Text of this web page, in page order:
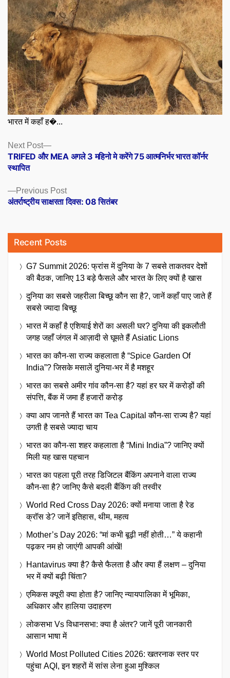
भारत में कहाँ ह�...
Posts
navigation
Previous PostPrevious
post:
अंतर्राष्ट्रीय साक्षरता दिवस: 08 सितंबर
Next Post
Next
post:
TRIFED और MEA अगले 3 महिनो मे करेंगे 75 आत्मनिर्भर भारत कॉर्नर
स्थापित
Recent Posts
G7 Summit 2026: फ्रांस में दुनिया के 7 सबसे ताकतवर देशों
की बैठक, जानिए 13 बड़े फैसले और भारत के लिए क्यों है खास
दुनिया का सबसे जहरीला बिच्छू कौन सा है?, जानें कहाँ पाए जाते हैं
सबसे ज्यादा बिच्छू
भारत में कहाँ है एशियाई शेरों का असली घर? दुनिया की इकलौती
जगह जहाँ जंगल में आज़ादी से घूमते हैं Asiatic Lions
भारत का कौन-सा राज्य कहलाता है “Spice Garden Of
India”? जिसके मसालें दुनिया-भर में है मशहूर
भारत का सबसे अमीर गांव कौन-सा है? यहां हर घर में करोड़ों की
संपत्ति, बैंक में जमा हैं हजारों करोड़
क्या आप जानते हैं भारत का Tea Capital कौन-सा राज्य है? यहां
उगती है सबसे ज्यादा चाय
भारत का कौन-सा शहर कहलाता है “Mini India”? जानिए क्यों
मिली यह खास पहचान
भारत का पहला पूरी तरह डिजिटल बैंकिंग अपनाने वाला राज्य
कौन-सा है? जानिए कैसे बदली बैंकिंग की तस्वीर
World Red Cross Day 2026: क्यों मनाया जाता है रेड
क्रॉस डे? जानें इतिहास, थीम, महत्व
Mother’s Day 2026: “मां कभी बूढ़ी नहीं होती…” ये कहानी
पढ़कर नम हो जाएंगी आपकी आंखें!
Hantavirus क्या है? कैसे फैलता है और क्या हैं लक्षण – दुनिया
भर में क्यों बढ़ी चिंता?
एमिकस क्यूरी क्या होता है? जानिए न्यायपालिका में भूमिका,
अधिकार और हालिया उदाहरण
लोकसभा Vs विधानसभा: क्या है अंतर? जानें पूरी जानकारी
आसान भाषा में
World Most Polluted Cities 2026: खतरनाक स्तर पर
पहुंचा AQI, इन शहरों में सांस लेना हुआ मुश्किल